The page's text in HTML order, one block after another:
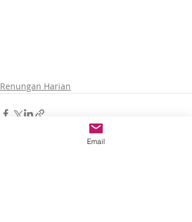
Renungan Harian
Email